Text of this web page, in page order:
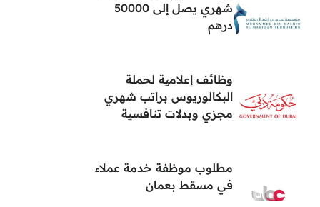
شهري يصل إلى 50000
درهم
وظائف إعلامية لحملة
البكالوريوس براتب شهري
مجزي وبدلات تنافسية
مطلوب موظفة خدمة عملاء
في مسقط بعمان